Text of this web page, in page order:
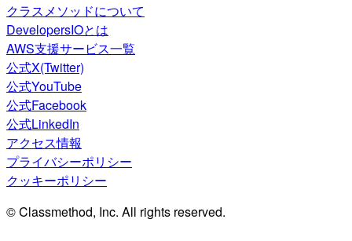
クラスメソッドについて
DevelopersIOとは
AWS支援サービス一覧
公式X(Twitter)
公式YouTube
公式Facebook
公式LinkedIn
アクセス情報
プライバシーポリシー
クッキーポリシー
© Classmethod, Inc. All rights reserved.